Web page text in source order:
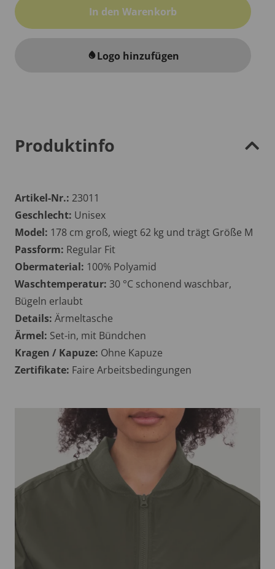
In den Warenkorb
water_dropLogo hinzufügen
Produktinfo
Artikel-Nr.: 23011
Geschlecht: Unisex
Model: 178 cm groß, wiegt 62 kg und trägt Größe M
Passform: Regular Fit
Obermaterial: 100% Polyamid
Waschtemperatur: 30 °C schonend waschbar,
Bügeln erlaubt
Details: Ärmeltasche
Ärmel: Set-in, mit Bündchen
Kragen / Kapuze: Ohne Kapuze
Zertifikate: Faire Arbeitsbedingungen